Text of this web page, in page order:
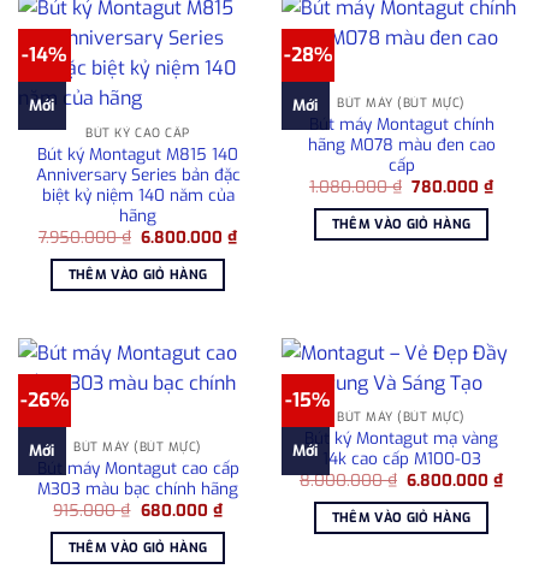
-14%
Mới
BÚT KÝ CAO CẤP
Bút ký Montagut M815 140
Anniversary Series bản đặc
biệt kỷ niệm 140 năm của
hãng
7.950.000₫ Giá
là:
7.950.000 ₫.
6.800.000₫Giá
hiện
THÊM VÀO GIỎ HÀNG
-28%
Mới BÚT MÁY (BÚT MỰC)
Bút máy Montagut chính
hãng M078 màu đen cao
cấp
1.080.000₫ Giá
là:
1.080.000 ₫.
780.000₫Giá
hiện
THÊM VÀO GIỎ HÀNG
-26%
Mới BÚT MÁY (BÚT MỰC)
Bút máy Montagut cao cấp
M303 màu bạc chính hãng
915.000₫ Giá
là:
915.000 ₫.
680.000 ₫Giá
tại
THÊM VÀO GIỎ HÀNG
-15%
Mới
BÚT MÁY (BÚT MỰC)
Bút ký Montagut mạ vàng
14k cao cấp M100-03
8.000.000₫ Giá
là:
8.000.000 ₫.
6.800.000₫Giá
THÊM VÀO GIỎ HÀNG